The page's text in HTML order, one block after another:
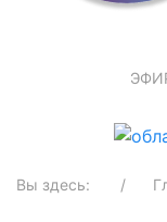
Вы здесь: